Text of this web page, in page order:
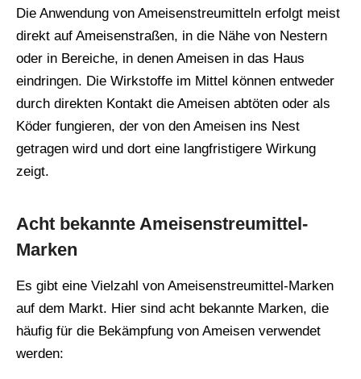
Die Anwendung von Ameisenstreumitteln erfolgt meist
direkt auf Ameisenstraßen, in die Nähe von Nestern
oder in Bereiche, in denen Ameisen in das Haus
eindringen. Die Wirkstoffe im Mittel können entweder
durch direkten Kontakt die Ameisen abtöten oder als
Köder fungieren, der von den Ameisen ins Nest
getragen wird und dort eine langfristigere Wirkung
zeigt.
Acht bekannte Ameisenstreumittel-
Marken
Es gibt eine Vielzahl von Ameisenstreumittel-Marken
auf dem Markt. Hier sind acht bekannte Marken, die
häufig für die Bekämpfung von Ameisen verwendet
werden: